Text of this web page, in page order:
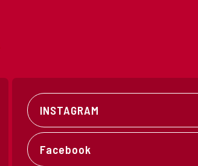
INSTAGRAM
Facebook